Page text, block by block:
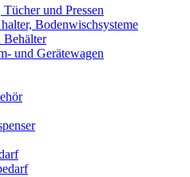
und Pressen
Bodenwischsysteme
Behälter
und Gerätewagen